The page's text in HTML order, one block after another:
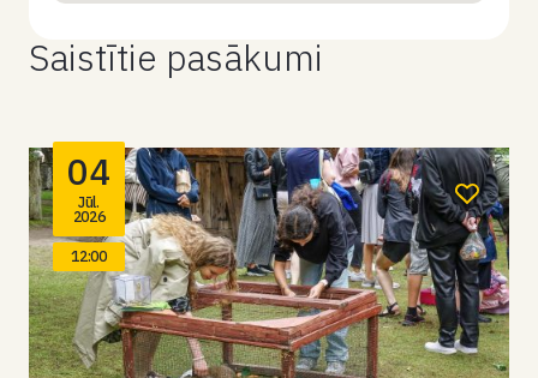
Saistītie pasākumi
04
Jūl.
2026
12:00